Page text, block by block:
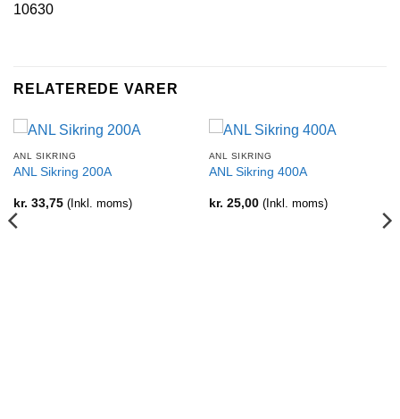
10630
RELATEREDE VARER
ANL SIKRING
ANL Sikring 200A
kr. 33,75(Inkl. moms)
ANL SIKRING
ANL Sikring 400A
kr. 25,00(Inkl. moms)